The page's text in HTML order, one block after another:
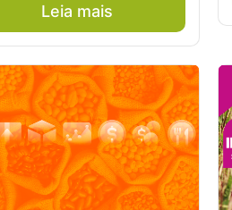
Leia mais